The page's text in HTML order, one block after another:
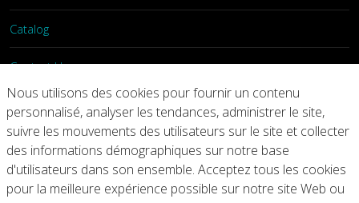
Catalog
Contact Us
Home Catalog Contact Us
Copyright © 2026 Arconic
Nous utilisons des cookies pour fournir un contenu
personnalisé, analyser les tendances, administrer le site,
suivre les mouvements des utilisateurs sur le site et collecter
des informations démographiques sur notre base
d'utilisateurs dans son ensemble. Acceptez tous les cookies
pour la meilleure expérience possible sur notre site Web ou